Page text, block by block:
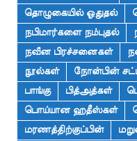
தொழுகையில் ஓதுதல்
நபிமார்களை நம்புதல்
நவீன பிரச்சனைகள்
நூல்கள்
நோன்பின்
பாங்கு
பித்அத்கள்
பொய்யான ஹதீஸ்கள்
மரணத்திற்குப்பின்